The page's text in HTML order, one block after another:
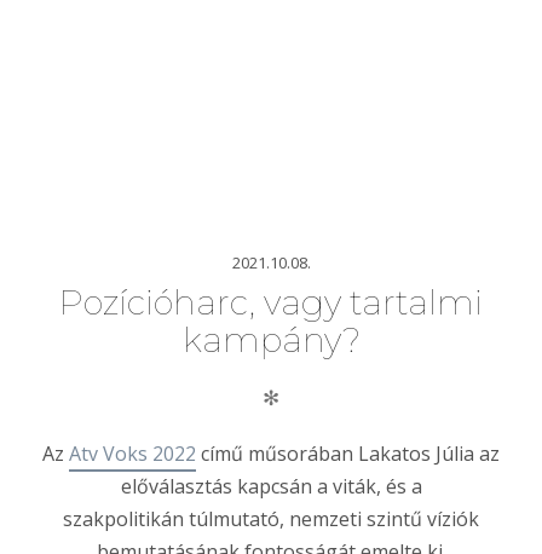
2021.10.08.
Pozícióharc, vagy tartalmi
kampány?
✻
Az Atv Voks 2022 című műsorában Lakatos Júlia az
előválasztás kapcsán a viták, és a
szakpolitikán túlmutató, nemzeti szintű víziók